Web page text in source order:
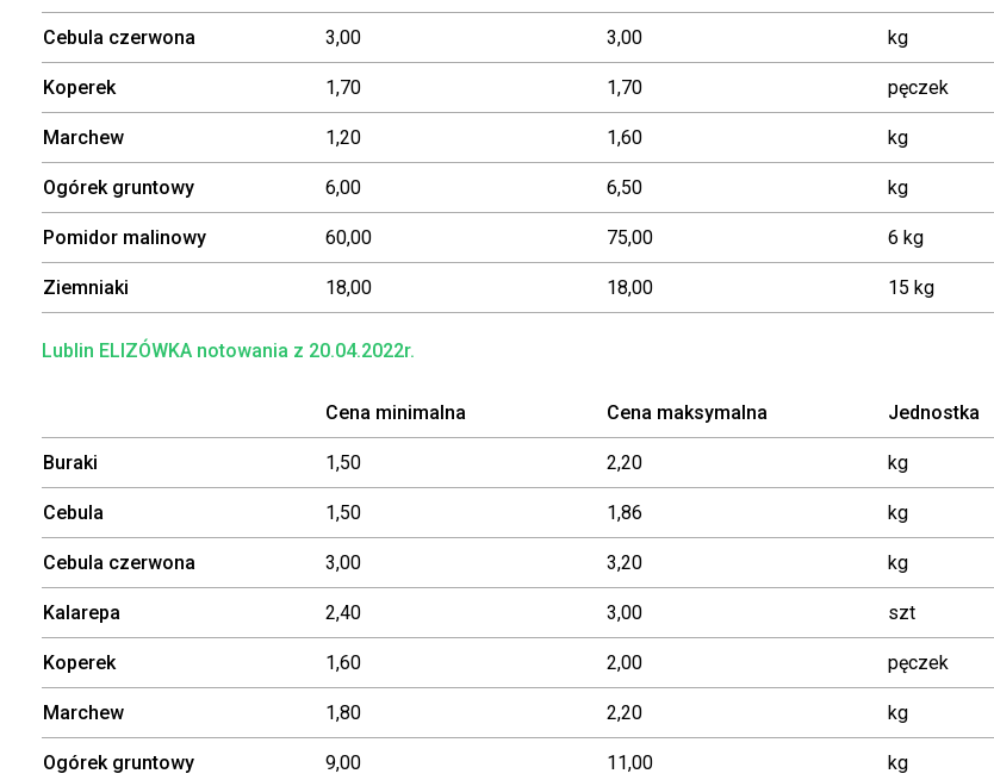
Cebula czerwona 3,00 3,00 kg
Koperek 1,70 1,70 pęczek
Marchew 1,20 1,60 kg
Ogórek gruntowy 6,00 6,50 kg
Pomidor malinowy 60,00 75,00 6 kg
Ziemniaki 18,00 18,00 15 kg
Lublin ELIZÓWKA notowania z 20.04.2022r.
Cena minimalna Cena maksymalna Jednostka
Buraki 1,50 2,20 kg
Cebula 1,50 1,86 kg
Cebula czerwona 3,00 3,20 kg
Kalarepa 2,40 3,00 szt
Koperek 1,60 2,00 pęczek
Marchew 1,80 2,20 kg
Ogórek gruntowy 9,00 11,00 kg